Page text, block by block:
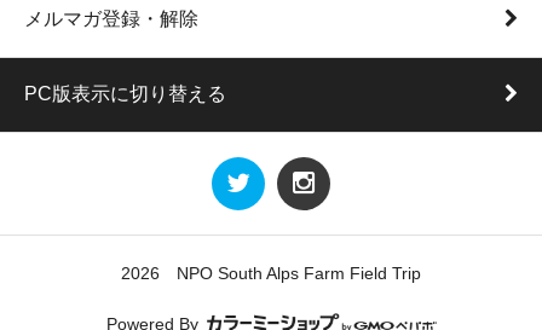
メルマガ登録・解除
PC版表示に切り替える
2026 NPO South Alps Farm Field Trip
Powered By